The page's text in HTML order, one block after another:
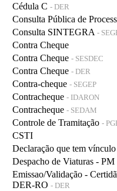
Cédula C - DER
Consulta Pública de
Consulta SINTEGRA -
Contra Cheque
Contra Cheque - SESDEC
Contra Cheque - DER
Contra-cheque - SEGEP
Contracheque - IDARON
Contracheque - SEDAM
Controle de Tramitação -
CSTI
Declaração que tem
Despacho de Viaturas - PM
Emissao/Validação -
DER-RO - DER